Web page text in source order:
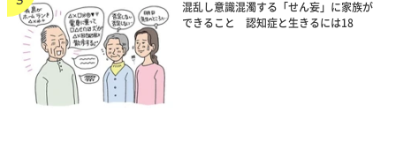
混乱し意識混濁する「せん妄」に家族が
できること 認知症と生きるには18